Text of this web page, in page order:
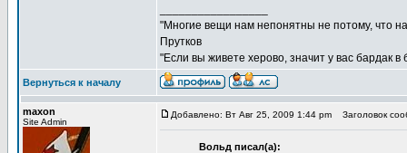
"Многие вещи нам непонятны не потому, что
Прутков
"Если вы живете херово, значит у вас бардак
Вернуться к началу
maxon
Site Admin
Добавлено: Вт Авг 25, 2009 1:44 pm Заголовок
Вольд писал(а):